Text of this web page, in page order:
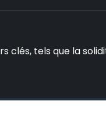
clés, tels que la